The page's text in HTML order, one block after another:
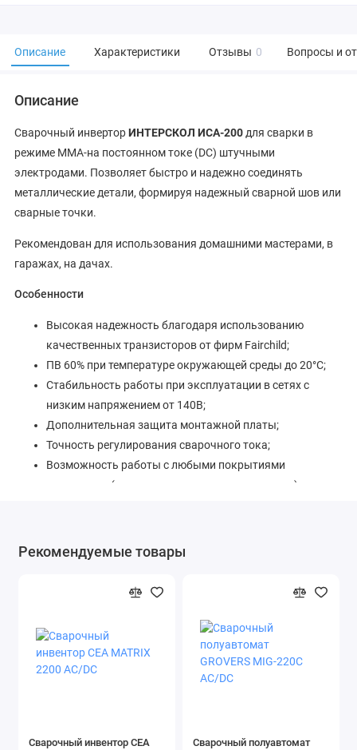
Описание Характеристики Отзывы 0 Вопросы и
Описание
Сварочный инверторИНТЕРСКОЛ ИСА-200для сварки в
режиме MMA-на постоянном токе (DC) штучными
электродами. Позволяет быстро и надежно соединять
металлические детали, формируя надежный сварной шов или
сварные точки.
Рекомендован для использования домашними мастерами, в
гаражах, на дачах.
Особенности
Высокая надежность благодаря использованию
качественных транзисторов от фирм Fairchild;
ПВ 60% при температуре окружающей среды до 20°С;
Стабильность работы при эксплуатации в сетях с
низким напряжением от 140В;
Дополнительная защита монтажной платы;
Точность регулирования сварочного тока;
Возможность работы с любыми покрытиями
электродов (рутиловые, кислотные, щелочные);
(предотвращение залипания электрода);
Комплектация
Сварочный аппарат 1 шт.;
Электрододержатель с силовым кабелем 1 шт.;
Рекомендуемые товары
Сварочный инвентор CEA
Сварочный полуавтомат